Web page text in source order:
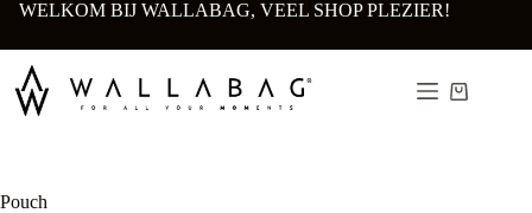
Ga
de
inhoud
WELKOM BIJ WALLABAG, VEEL SHOP PLEZIER!
Pouch